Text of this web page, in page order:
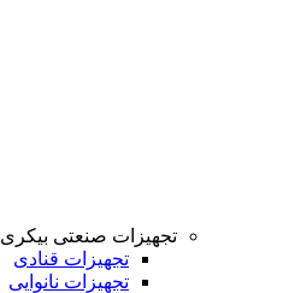
تجهیزات صنعتی بیکری
تجهیزات قنادی
تجهیزات نانوایی